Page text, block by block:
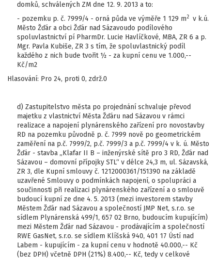
domků, schválených ZM dne 12. 9. 2013 a to:
- pozemku p. č. 7999/4 - orná půda ve výměře 1 129 m2
v k.ú.
Město Žďár a obci Žďár nad Sázavoudo podílového
spoluvlastnictví pí PharmDr. Lucie Havlíčkové, MBA, ZR 6 a p.
Mgr. Pavla Kubiše, ZR 3 s tím, že spoluvlastnický podíl
každého z nich bude tvořit ½ - za kupní cenu ve 1.000,--
Kč/m2
Hlasování: Pro 24, proti 0, zdrž.0
d) Zastupitelstvo města po projednání schvaluje převod
majetku z vlastnictví Města Žďáru nad Sázavou v rámci
realizace a napojení plynárenského zařízení pro novostavby
RD na pozemku původně p. č. 7999 nově po geometrickém
zaměření na p.č. 7999/2, p.č. 7999/3 a p.č. 7999/4 v k. ú. Město
Žďár - stavba „Klafar II B – inženýrské sítě pro 3 RD, Žďár nad
Sázavou – domovní přípojky STL“ v délce 24,3 m, ul. Sázavská,
ZR 3, dle Kupní smlouvy č. 1212000361/151390 na základě
uzavřené Smlouvy o podmínkách napojení, o spolupráci a
součinnosti při realizaci plynárenského zařízení a o smlouvě
budoucí kupní ze dne 4. 5. 2013 (mezi investorem stavby
Městem Žďár nad Sázavou a společností JMP Net, s.r.o. se
sídlem Plynárenská 499/1, 657 02 Brno, budoucím kupujícím)
mezi Městem Žďár nad Sázavou - prodávajícím a společností
RWE GasNet, s.r.o. se sídlem Klíšská 940, 401 17 Ústí nad
Labem - kupujícím - za kupní cenu v hodnotě 40.000,-- Kč
(bez DPH) včetně DPH (21%) 8.400,-- Kč, tedy v celkové